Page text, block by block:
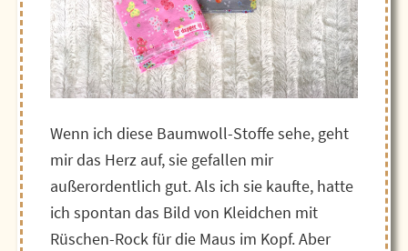
Wenn ich diese Baumwoll-Stoffe sehe, geht
mir das Herz auf, sie gefallen mir
außerordentlich gut. Als ich sie kaufte, hatte
ich spontan das Bild von Kleidchen mit
Rüschen-Rock für die Maus im Kopf. Aber